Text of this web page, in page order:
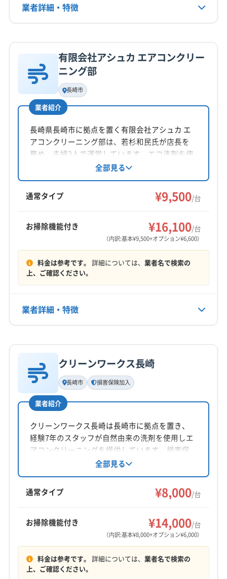
電話番号
095-825-2325
公式サイトを見る
業者詳細・特徴
基本情報
代表者名
園田
所在地
対応地域
西彼杵郡時津町
営業時間
定休日
日
0120-993-091
有限会社アシュカ エアコンクリー
ニング部
長崎市
業者紹介
長崎県長崎市に拠点を置く有限会社アシュカ エ
アコンクリーニング部は、若杉和民氏が店長を
務め、夫婦2人で運営しています。エコ洗剤を使
用し、防カビ・抗菌コートが無料。丁寧な作業
で、一般社団法人日本エアコンクリーニング協
会員であり、エアコンクリーニング士の認定を
受けています。
全部見る
通常タイプ ¥9,500/台
お掃除機能付き ¥16,100/台
（内訳:基本¥9,500+オプション¥6,600）
料金は参考です。 詳細については、 業者名で検索の
上、ご確認ください。
業者詳細・特徴
基本情報
代表者名
若杉和民
所在地
長崎県風頭町3-29
対応地域
諫早市
西彼杵郡時津町
西彼杵郡長与町
年中無休
電話番号
クリーンワークス長崎
長崎市 損害保険加入
業者紹介
クリーンワークス長崎は長崎市に拠点を置き、
経験7年のスタッフが自然由来の洗剤を使用しエ
アコンクリーニングを提供しています。損害保
険加入、作業外注なしの自社スタッフ対応で、
安心安全なサービスを心がけています。営業時
間外の相談も可能です。
全部見る
通常タイプ ¥8,000/台
お掃除機能付き ¥14,000/台
（内訳:基本¥8,000+オプション¥6,000）
料金は参考です。 詳細については、 業者名で検索の
上、ご確認ください。